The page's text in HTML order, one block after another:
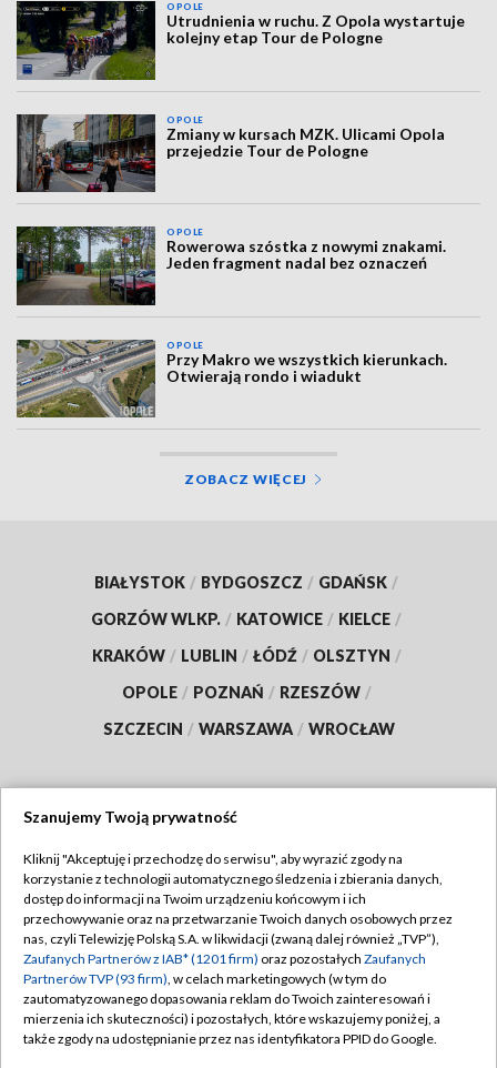
OPOLE
Utrudnienia w ruchu. Z Opola wystartuje
kolejny etap Tour de Pologne
OPOLE
Zmiany w kursach MZK. Ulicami Opola
przejedzie Tour de Pologne
OPOLE
Rowerowa szóstka z nowymi znakami.
Jeden fragment nadal bez oznaczeń
OPOLE
Przy Makro we wszystkich kierunkach.
Otwierają rondo i wiadukt
ZOBACZ WIĘCEJ
BIAŁYSTOK / BYDGOSZCZ / GDAŃSK /
GORZÓW WLKP. / KATOWICE / KIELCE /
KRAKÓW / LUBLIN / ŁÓDŹ / OLSZTYN /
OPOLE / POZNAŃ / RZESZÓW /
SZCZECIN / WARSZAWA / WROCŁAW
TVP
Abonament TVP
Emisja w TVP
Centrum informacji TVP
Naziemna Telewizja Cyfrowa
Regulamin TVP
Polityka prywatności
Moje zgody
Pomoc
Szanujemy Twoją prywatność
Kliknij "Akceptuję i przechodzę do serwisu", aby wyrazić zgody na
korzystanie z technologii automatycznego śledzenia i zbierania danych,
dostęp do informacji na Twoim urządzeniu końcowym i ich
przechowywanie oraz na przetwarzanie Twoich danych osobowych przez
nas, czyli Telewizję Polską S.A. w likwidacji (zwaną dalej również „TVP”),
Zaufanych Partnerów z IAB* (1201 firm) oraz pozostałych Zaufanych
Partnerów TVP (93 firm), w celach marketingowych (w tym do
zautomatyzowanego dopasowania reklam do Twoich zainteresowań i
mierzenia ich skuteczności) i pozostałych, które wskazujemy poniżej, a
także zgody na udostępnianie przez nas identyfikatora PPID do Google.